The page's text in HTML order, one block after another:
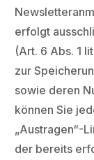
erfolgt
(Art. 6 Abs. 1
zur
sowie deren
können Sie
„Austragen“-
der bereits